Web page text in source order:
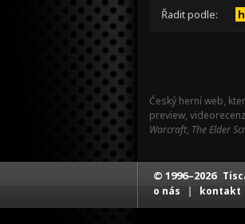
Řadit podle:
Český herní web,
preview,
Warcraft, The Elder
© 1996–2026
o nás | kontakt